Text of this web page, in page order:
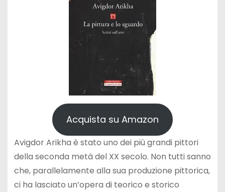
Acquista su Amazon
Avigdor Arikha è stato uno dei più grandi pittori
della seconda metà del XX secolo. Non tutti sanno
che, parallelamente alla sua produzione pittorica,
ci ha lasciato un’opera di teorico e storico